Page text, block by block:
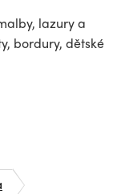
lazury a
bordury, dětské